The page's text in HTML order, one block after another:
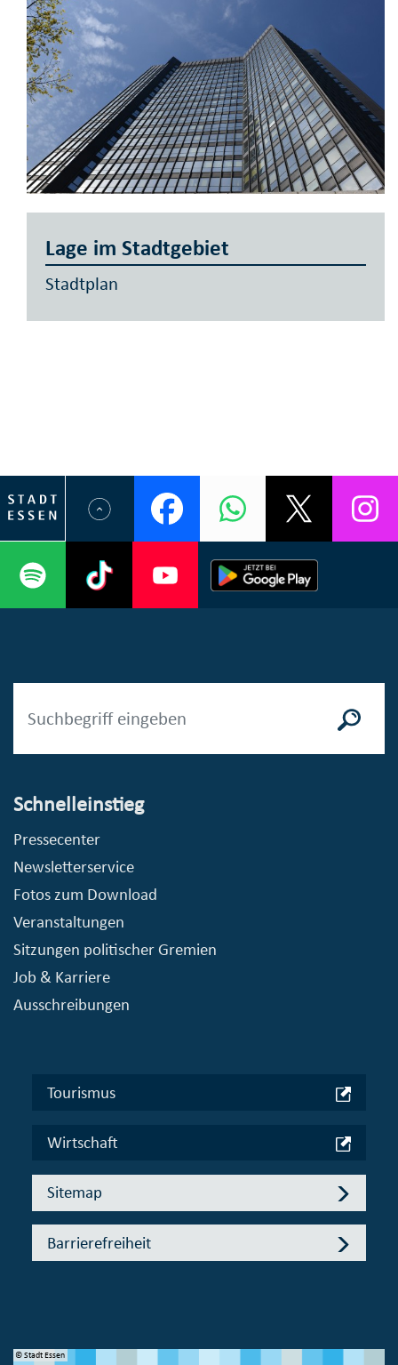
Lage im Stadtgebiet
Stadtplan
Schnelleinstieg
Pressecenter
Newsletterservice
Fotos zum Download
Veranstaltungen
Sitzungen politischer Gremien
Job & Karriere
Ausschreibungen
Tourismus
Wirtschaft
Sitemap
Barrierefreiheit
© Stadt Essen